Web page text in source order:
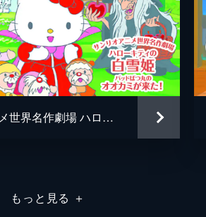
サンリオアニメ世界名作劇場 ハローキティの白雪姫／バッドばつ丸のオオカミが来た！
もっと見る ＋